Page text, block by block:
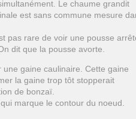
Le chaume grandit
est sans commune mesure
pas rare de voir une pousse
dit que la pousse avorte.
gaine caulinaire. Cette gaine
la gaine trop tôt stopperait
de bonzaï.
marque le contour du noeud.